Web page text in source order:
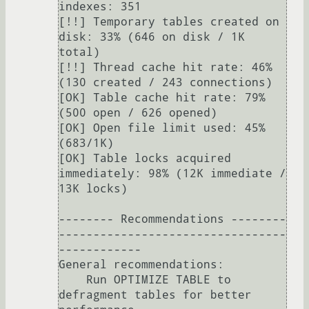
indexes: 351
[!!] Temporary tables created on
disk: 33% (646 on disk / 1K
total)
[!!] Thread cache hit rate: 46%
(130 created / 243 connections)
[OK] Table cache hit rate: 79%
(500 open / 626 opened)
[OK] Open file limit used: 45%
(683/1K)
[OK] Table locks acquired
immediately: 98% (12K immediate /
13K locks)
-------- Recommendations --------
---------------------------------
------------
General recommendations:
defragment tables for better